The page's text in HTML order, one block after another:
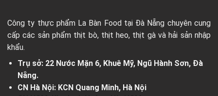
Công ty thực phẩm La Bàn Food tại Đà Nẵng chuyên cung
cấp các sản phẩm thịt bò, thịt heo, thịt gà và hải sản nhập
khẩu.
Trụ sở: 22 Nước Mặn 6, Khuê Mỹ, Ngũ Hành Sơn, Đà
Nẵng.
CN Hà Nội: KCN Quang Minh, Hà Nội